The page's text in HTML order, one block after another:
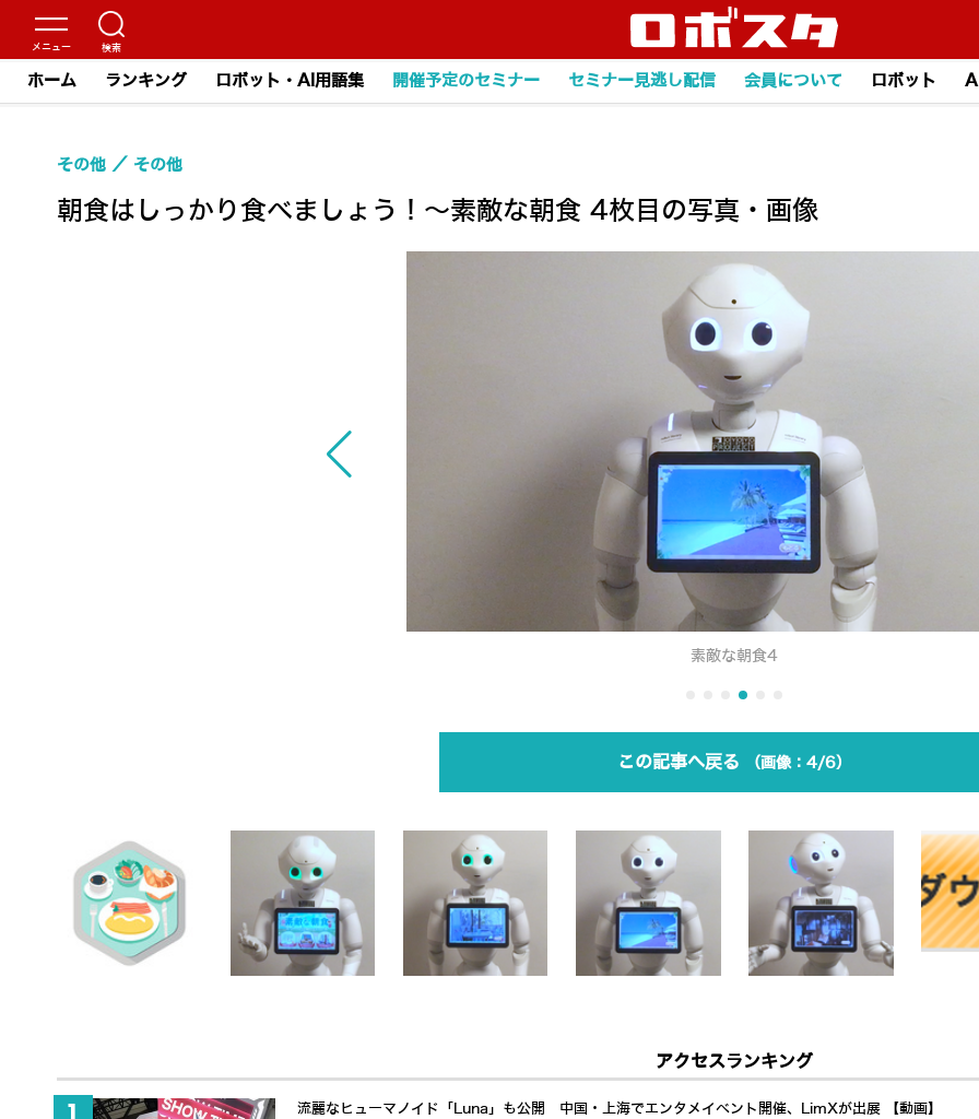
ホーム ランキング ロボット・AI用語集 開催予定のセミナー セミナー見逃し配信 会員について ロボット
朝食はしっかり食べましょう！～素敵な朝食 4枚目の写真・画像
その他 その他
素敵な朝食4
この記事へ戻る 4/6
アクセスランキング
流麗なヒューマノイド「Luna」も公開 中国・上海でエンタメイベント開催、LimXが出展 【動画】